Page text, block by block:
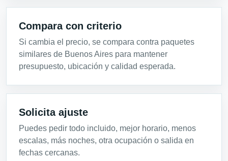
Compara con criterio
Si cambia el precio, se compara contra paquetes
similares de Buenos Aires para mantener
presupuesto, ubicación y calidad esperada.
Solicita ajuste
Puedes pedir todo incluido, mejor horario, menos
escalas, más noches, otra ocupación o salida en
fechas cercanas.